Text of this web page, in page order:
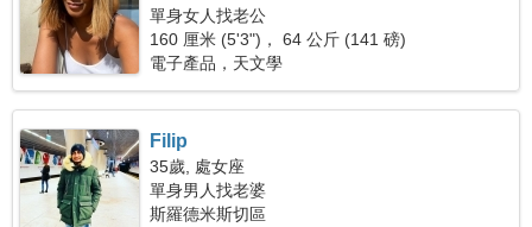
單身女人找老公
160 厘米 (5'3")， 64 公斤 (141 磅)
電子產品，天文學
Filip
35歲, 處女座
單身男人找老婆
斯羅德米斯切區